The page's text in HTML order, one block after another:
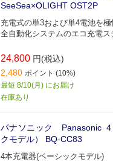
SeeSea×OLIGHT OST2P
充電式の単3および単4電池を
全自動化システムのエコ充電ス
24,800 円(税込)
2,480 ポイント (10%)
最短 8/10(月) にお届け
在庫あり
パナソニック Panasonic
クモデル） BQ-CC83
4本充電器(ベーシックモデル)